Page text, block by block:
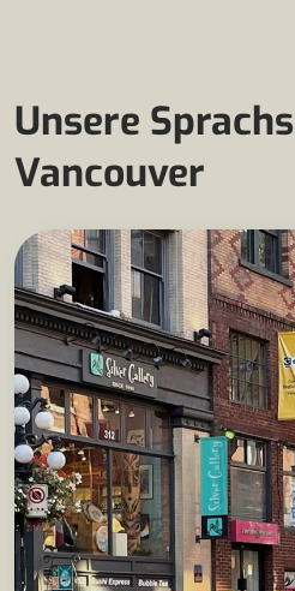
Unsere
Vancouver